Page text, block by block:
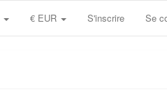
€ EUR S'inscrire Se